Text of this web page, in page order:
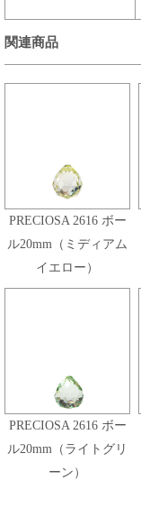
関連商品
PRECIOSA 2616 ボー
ル20mm（ミディアム
イエロー）
PRECIOSA 2616 ボー
ル20mm（ライトグリ
ーン）